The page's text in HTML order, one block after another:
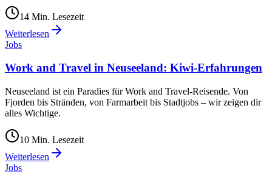
14 Min. Lesezeit
Weiterlesen
Jobs
Work and Travel in Neuseeland: Kiwi-Erfahrungen
Neuseeland ist ein Paradies für Work and Travel-Reisende. Von
Fjorden bis Stränden, von Farmarbeit bis Stadtjobs – wir zeigen dir
alles Wichtige.
10 Min. Lesezeit
Weiterlesen
Jobs